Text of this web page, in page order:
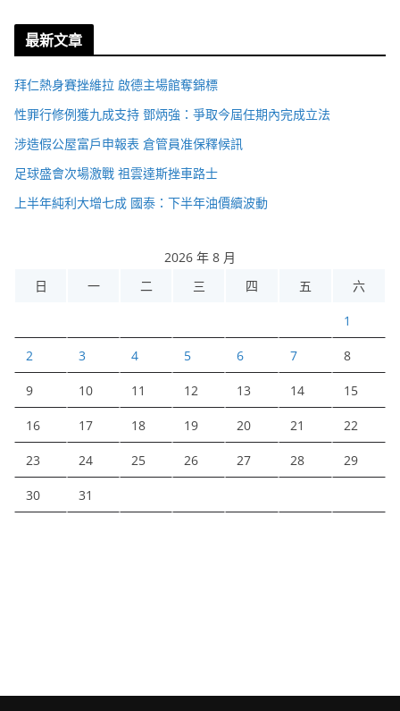
最新文章
拜仁熱身賽挫維拉 啟德主場館奪錦標
性罪行修例獲九成支持 鄧炳強：爭取今屆任期內完成立法
涉造假公屋富戶申報表 倉管員准保釋候訊
足球盛會次場激戰 祖雲達斯挫車路士
上半年純利大增七成 國泰：下半年油價續波動
2026 年 8 月
日
一 二 三 四 五 六
1
2 3 4 5 6 7 8
9 10 11 12 13 14 15
16 17 18 19 20 21 22
23 24 25 26 27 28 29
30 31